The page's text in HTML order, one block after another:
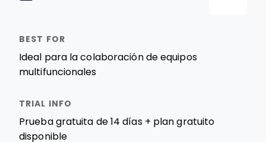
Ideal para la colaboración de equipos
multifuncionales
Prueba gratuita de 14 días + plan gratuito
disponible